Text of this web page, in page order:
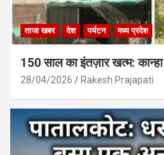
ताजा खबर देश पर्यटन मध्य प्रदेश
150 साल का इंतज़ार खत्म: कान्हा
28/04/2026 Rakesh Prajapati